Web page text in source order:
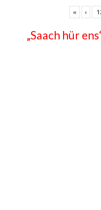
« ‹
„Saach hür